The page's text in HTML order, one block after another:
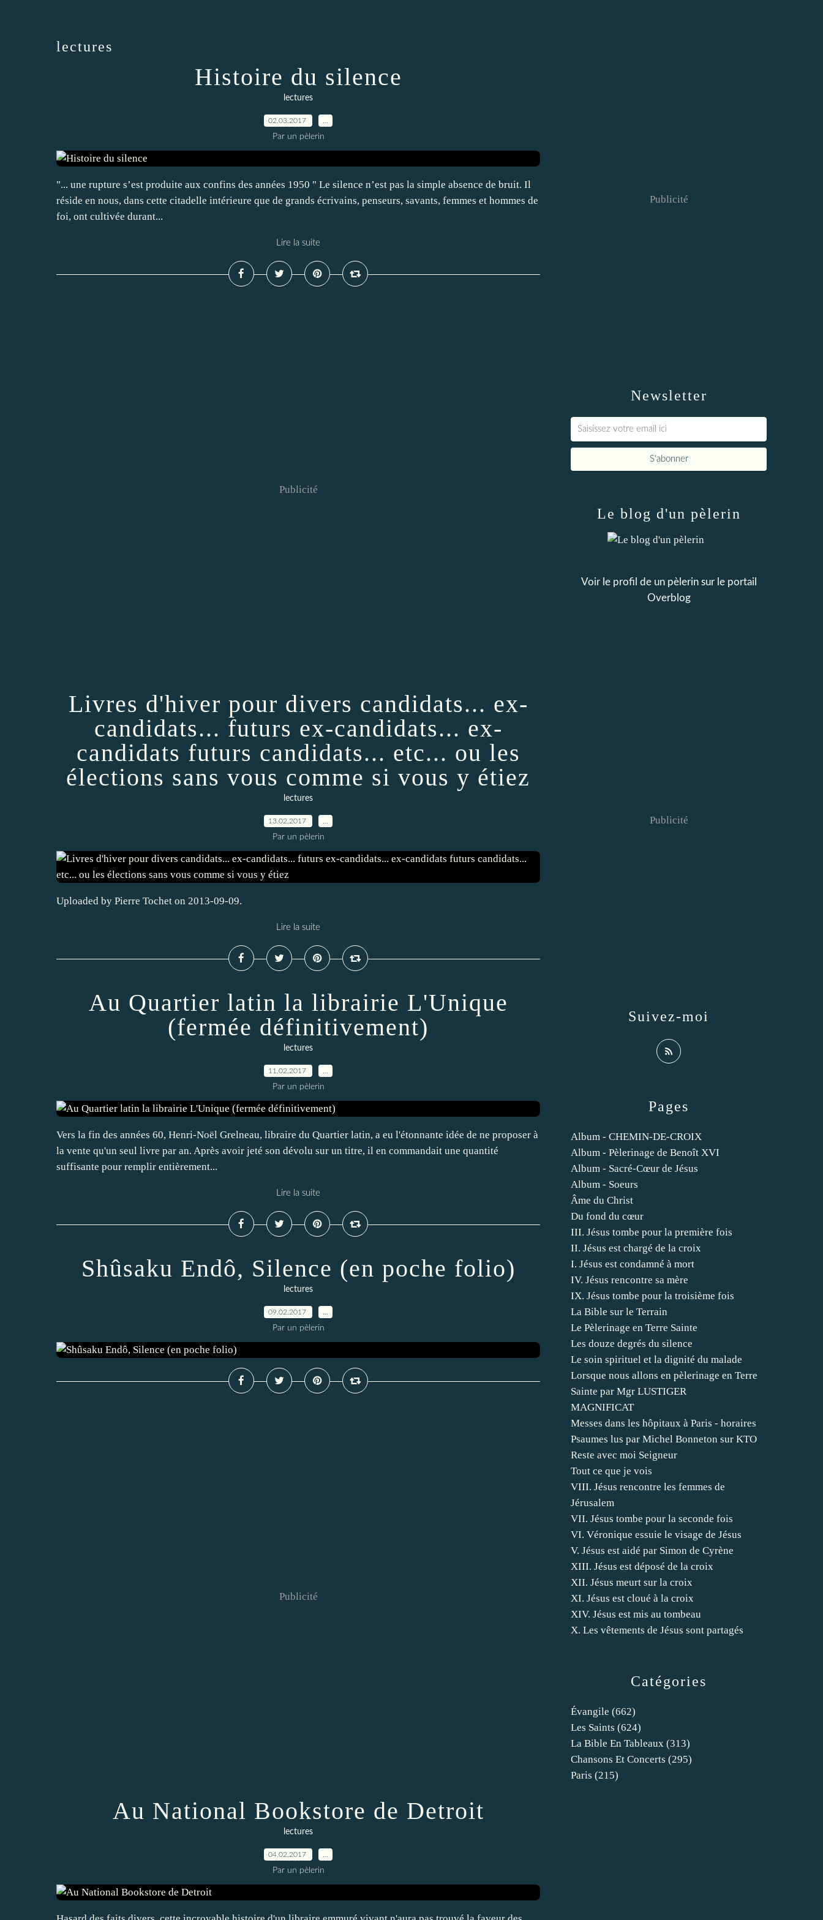
lectures
Histoire du silence
lectures
02.03.2017
Par un pèlerin
"... une rupture s’est produite aux confins des années 1950 " Le silence n’est pas la simple absence de bruit. Il
réside en nous, dans cette citadelle intérieure que de grands écrivains, penseurs, savants, femmes et hommes de
foi, ont cultivée durant...
Lire la suite
Publicité
Livres d'hiver pour divers candidats... ex-
candidats... futurs ex-candidats... ex-
candidats futurs candidats... etc... ou les
élections sans vous comme si vous y étiez
lectures
13.02.2017
Par un pèlerin
Uploaded by Pierre Tochet on 2013-09-09.
Lire la suite
Au Quartier latin la librairie L'Unique
(fermée définitivement)
lectures
11.02.2017
Par un pèlerin
Vers la fin des années 60, Henri-Noël Grelneau, libraire du Quartier latin, a eu l'étonnante idée de ne proposer à
la vente qu'un seul livre par an. Après avoir jeté son dévolu sur un titre, il en commandait une quantité
suffisante pour remplir entièrement...
Lire la suite
Shûsaku Endô, Silence (en poche folio)
lectures
09.02.2017
Par un pèlerin
Publicité
Au National Bookstore de Detroit
lectures
04.02.2017
Par un pèlerin
Newsletter
Publicité
Catégories
Évangile (662)
Les Saints (624)
La Bible En Tableaux (313)
Chansons Et Concerts (295)
Paris (215)
Pages
Album - CHEMIN-DE-CROIX
Album - Pèlerinage de Benoît XVI
Album - Sacré-Cœur de Jésus
Album - Soeurs
Âme du Christ
Du fond du cœur
III. Jésus tombe pour la première fois
II. Jésus est chargé de la croix
I. Jésus est condamné à mort
IV. Jésus rencontre sa mère
IX. Jésus tombe pour la troisième fois
La Bible sur le Terrain
Le Pèlerinage en Terre Sainte
Les douze degrés du silence
Le soin spirituel et la dignité du malade
Lorsque nous allons en pèlerinage en Terre
Sainte par Mgr LUSTIGER
MAGNIFICAT
Messes dans les hôpitaux à Paris - horaires
Psaumes lus par Michel Bonneton sur KTO
Reste avec moi Seigneur
Tout ce que je vois
VIII. Jésus rencontre les femmes de
Jérusalem
VII. Jésus tombe pour la seconde fois
VI. Véronique essuie le visage de Jésus
V. Jésus est aidé par Simon de Cyrène
XIII. Jésus est déposé de la croix
XII. Jésus meurt sur la croix
XI. Jésus est cloué à la croix
XIV. Jésus est mis au tombeau
X. Les vêtements de Jésus sont partagés
Le blog d'un pèlerin
Voir le profil de un pèlerinsur le portail
Overblog
Suivez-moi
Publicité